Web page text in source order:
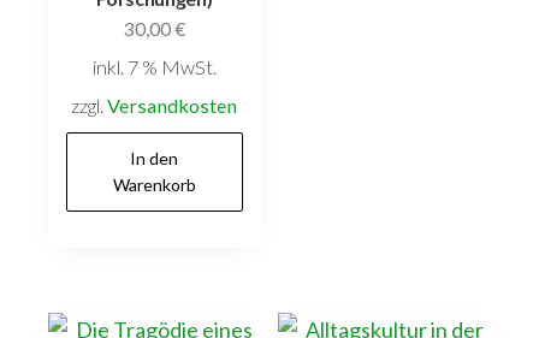
30,00€
inkl. 7 % MwSt.
zzgl.Versandkosten
In den
Warenkorb